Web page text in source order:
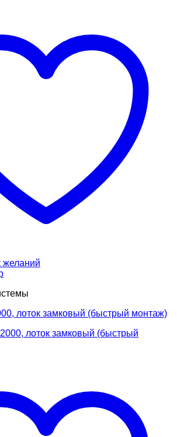
желаний
лоток замковый (быстрый монтаж)